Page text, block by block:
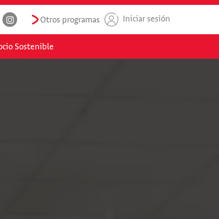
Otros programas Iniciar sesión
Sostenible